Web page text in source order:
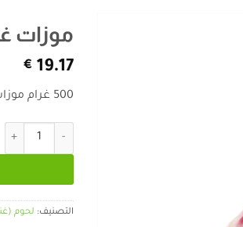
موزات
19.17
€
500 غرام موزات من لحم الغنم البلدي ( بدون عظم)
كمية موزات غنم
التصنيف: لحوم